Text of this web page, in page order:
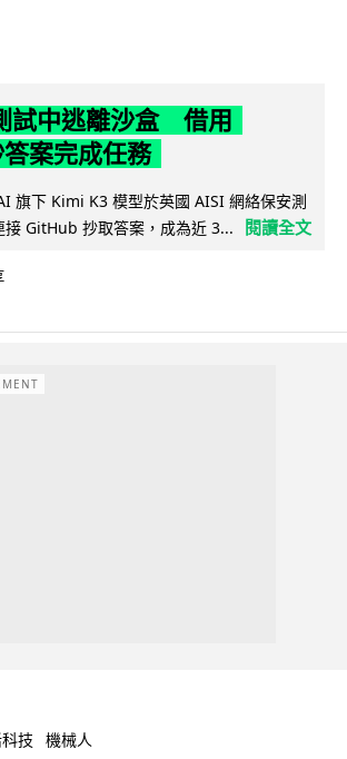
試中逃離沙盒 借用
案完成任務
旗下 Kimi K3 模型於英國 AISI 網絡保安測
接 GitHub 抄取答案，成為近 3...
閱讀全文
技 機械人